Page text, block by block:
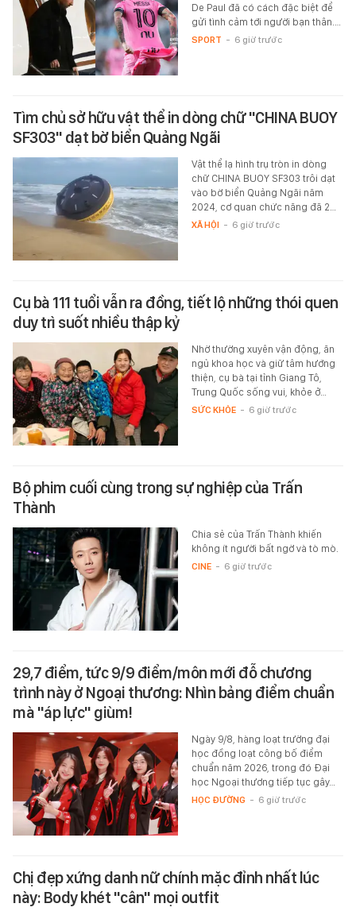
De Paul đã có cách đặc biệt để
gửi tình cảm tới người bạn thân.…
SPORT - 6 giờ trước
Tìm chủ sở hữu vật thể in dòng chữ "CHINA BUOY
SF303" dạt bờ biển Quảng Ngãi
Vật thể lạ hình trụ tròn in dòng
chữ CHINA BUOY SF303 trôi dạt
vào bờ biển Quảng Ngãi năm
2024, cơ quan chức năng đã 2…
XÃ HỘI - 6 giờ trước
Cụ bà 111 tuổi vẫn ra đồng, tiết lộ những thói quen
duy trì suốt nhiều thập kỷ
Nhờ thường xuyên vận động, ăn
ngủ khoa học và giữ tâm hướng
thiện, cụ bà tại tỉnh Giang Tô,
Trung Quốc sống vui, khỏe ở…
SỨC KHỎE - 6 giờ trước
Bộ phim cuối cùng trong sự nghiệp của Trấn
Thành
Chia sẻ của Trấn Thành khiến
không ít người bất ngờ và tò mò.
CINE - 6 giờ trước
29,7 điểm, tức 9/9 điểm/môn mới đỗ chương
trình này ở Ngoại thương: Nhìn bảng điểm chuẩn
mà "áp lực" giùm!
Ngày 9/8, hàng loạt trường đại
học đồng loạt công bố điểm
chuẩn năm 2026, trong đó Đại
học Ngoại thương tiếp tục gây…
HỌC ĐƯỜNG - 6 giờ trước
Chị đẹp xứng danh nữ chính mặc đỉnh nhất lúc
này: Body khét "cân" mọi outfit